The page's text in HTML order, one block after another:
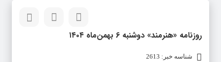
روزنامه «هنرمند» دوشنبه 6 بهمن‌ماه ۱۴۰۴
شناسه خبر: 2613